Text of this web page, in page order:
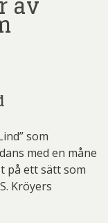
som
med en måne
på ett sätt som
Kröyers